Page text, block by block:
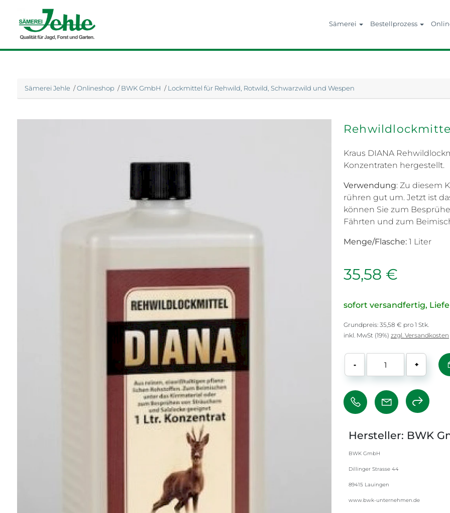
Sämerei Bestellprozess
Sämerei Jehle /Onlineshop /BWK GmbH /Lockmittel für Rehwild, Rotwild, Schwarzwild und Wespen
Kraus DIANA
Konzentraten hergestellt.
Verwendung: Zu diesem
rühren gut um. Jetzt ist
können Sie zum
Fährten und zum
Menge/Flasche: 1 Liter
35,58 €
sofort versandfertig,
Grundpreis: 35,58 € pro 1 Stk.
inkl. MwSt (19%) zzgl. Versandkosten
- +
Hersteller: BWK
BWK GmbH
Dillinger Strasse 44
89415 Lauingen
www.bwk-unternehmen.de